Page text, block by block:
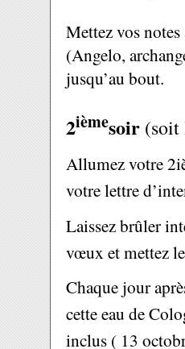
Mettez vos
(Angelo,
jusqu’au bout.
2ièmesoir (soit
Allumez votre
votre lettre
Laissez brûler
vœux et mettez
Chaque jour
cette eau de
inclus ( 13